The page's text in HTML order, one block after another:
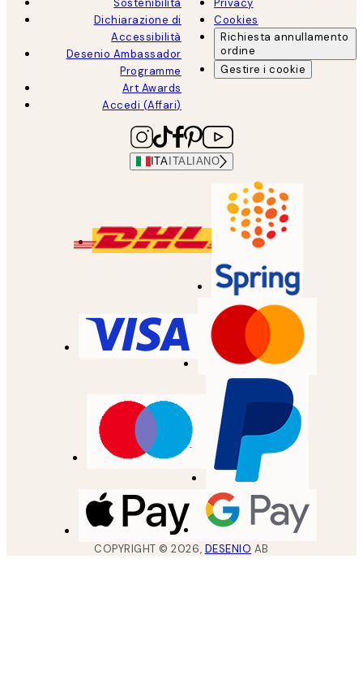
Dichiarazione di
Accessibilità
Desenio Ambassador
Programme
Art Awards
Accedi (Affari)
Cookies
Richiesta annullamento
ordine
Gestire i cookie
ITA ITALIANO
COPYRIGHT ©2026, DESENIO AB